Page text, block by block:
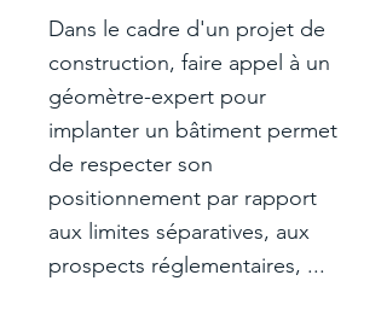
Dans le cadre d'un projet de
construction, faire appel à un
géomètre-expert pour
implanter un bâtiment permet
de respecter son
positionnement par rapport
aux limites séparatives, aux
prospects réglementaires, ...